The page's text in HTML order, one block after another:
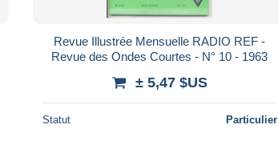
Revue Illustrée Mensuelle RADIO REF -
Revue des Ondes Courtes - N° 10 - 1963
± 5,47 $US
Statut Particulier